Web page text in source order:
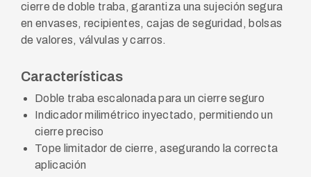
cierre de doble traba, garantiza una sujeción segura
en envases, recipientes, cajas de seguridad, bolsas
de valores, válvulas y carros.
Características
Doble traba escalonada para un cierre seguro
Indicador milimétrico inyectado, permitiendo un
cierre preciso
Tope limitador de cierre, asegurando la correcta
aplicación